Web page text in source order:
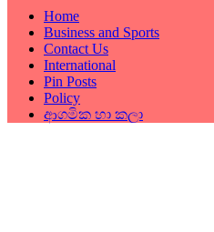
Home
Business and Sports
Contact Us
International
Pin Posts
Policy
ආගමික හා කලා